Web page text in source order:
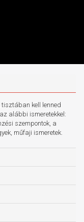
kell lenned
alábbi ismeretekkel:
szempontok, a
műfaji ismeretek.